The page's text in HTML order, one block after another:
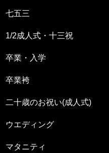
七五三
1/2成人式・十三祝
卒業・入学
卒業袴
二十歳のお祝い(成人式)
ウエディング
マタニティ